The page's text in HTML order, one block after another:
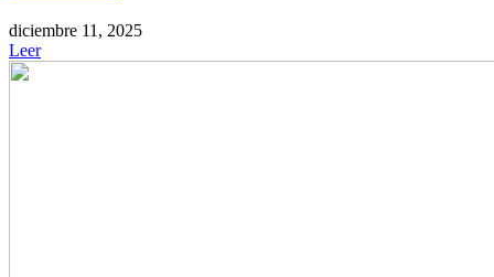
diciembre 11, 2025
Leer